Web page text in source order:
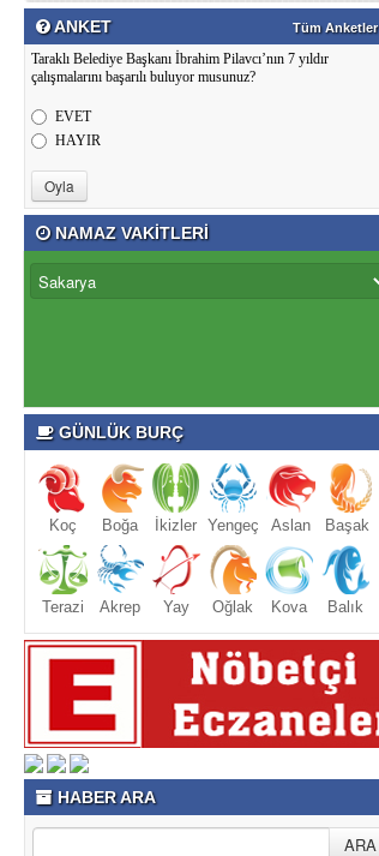
ANKET Tüm Anketler
Taraklı Belediye Başkanı İbrahim Pilavcı’nın 7 yıldır
çalışmalarını başarılı buluyor musunuz?
EVET
HAYIR
NAMAZ VAKİTLERİ
GÜNLÜK BURÇ
Koç Boğa İkizler Yengeç Aslan Başak
Terazi Akrep Yay Oğlak Kova Balık
HABER ARA